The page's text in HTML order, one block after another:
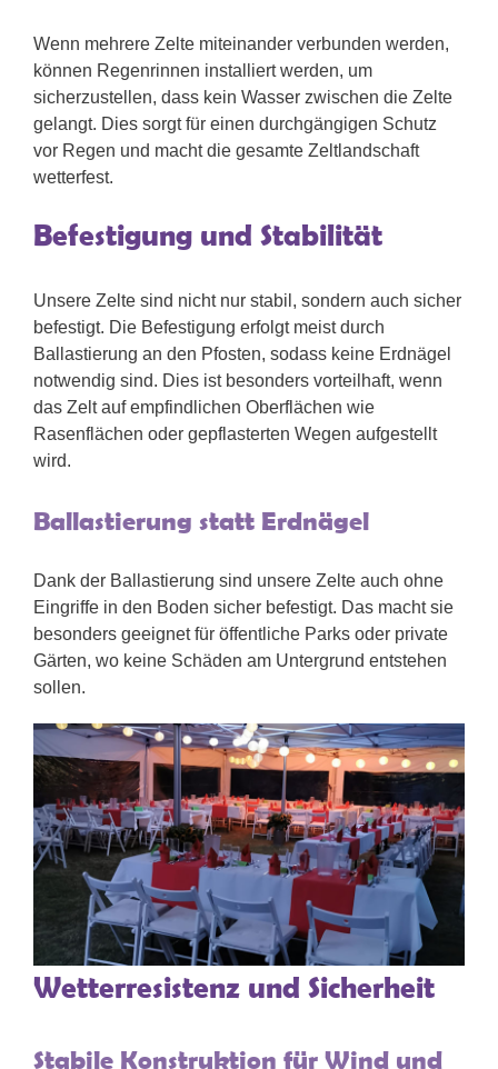
Wenn mehrere Zelte miteinander verbunden werden,
können Regenrinnen installiert werden, um
sicherzustellen, dass kein Wasser zwischen die Zelte
gelangt. Dies sorgt für einen durchgängigen Schutz
vor Regen und macht die gesamte Zeltlandschaft
wetterfest.
Befestigung und Stabilität
Unsere Zelte sind nicht nur stabil, sondern auch sicher
befestigt. Die Befestigung erfolgt meist durch
Ballastierung an den Pfosten, sodass keine Erdnägel
notwendig sind. Dies ist besonders vorteilhaft, wenn
das Zelt auf empfindlichen Oberflächen wie
Rasenflächen oder gepflasterten Wegen aufgestellt
wird.
Ballastierung statt Erdnägel
Dank der Ballastierung sind unsere Zelte auch ohne
Eingriffe in den Boden sicher befestigt. Das macht sie
besonders geeignet für öffentliche Parks oder private
Gärten, wo keine Schäden am Untergrund entstehen
sollen.
Wetterresistenz und Sicherheit
Stabile Konstruktion für Wind und